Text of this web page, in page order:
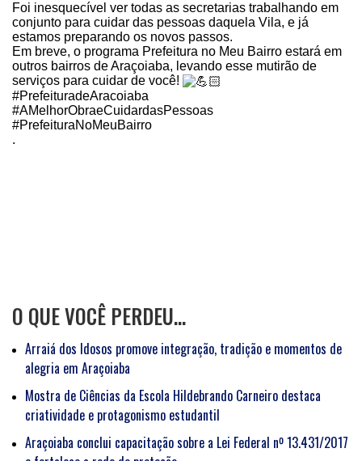
Foi inesquecível ver todas as secretarias trabalhando em
conjunto para cuidar das pessoas daquela Vila, e já
estamos preparando os novos passos.
Em breve, o programa Prefeitura no Meu Bairro estará em
outros bairros de Araçoiaba, levando esse mutirão de
serviços para cuidar de você!
#PrefeituradeAracoiaba
#AMelhorObraeCuidardasPessoas
#PrefeituraNoMeuBairro
.
O QUE VOCÊ PERDEU…
Arraiá dos Idosos promove integração, tradição e momentos de
alegria em Araçoiaba
Mostra de Ciências da Escola Hildebrando Carneiro destaca
criatividade e protagonismo estudantil
Araçoiaba conclui capacitação sobre a Lei Federal nº 13.431/2017